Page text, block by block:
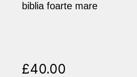
biblia foarte mare
£40.00